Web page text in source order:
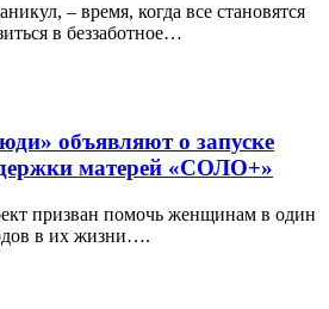
– время, когда все становятся
в беззаботное…
объявляют о запуске
матерей «СОЛО+»
призван помочь женщинам в один
в их жизни….